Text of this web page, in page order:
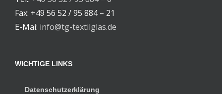
Fax: +49 56 52 / 95 884 – 21
E-Mai: info@tg-textilglas.de
WICHTIGE LINKS
Datenschutzerklärung